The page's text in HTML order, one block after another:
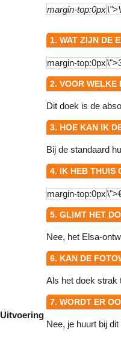
Uitvoering
1. WAT ZIJN DE
2. VOOR WELKE
Dit doek is de
3. HOE KAN IK
Bij de standaard
4. IK HEB THUIS
5. GLIMT HET
Nee, het Elsa-
6. KAN DE
Als het doek strak
7. WORDT ER
Nee, je huurt bij